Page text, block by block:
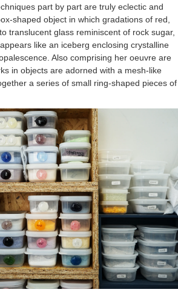
part by part are truly eclectic and
shaped object in which gradations of red,
translucent glass reminiscent of rock sugar,
like an iceberg enclosing crystalline
Also comprising her oeuvre are
in objects are adorned with a mesh-like
a series of small ring-shaped pieces of